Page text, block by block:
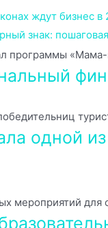
ждут бизнес в
знак:
одной